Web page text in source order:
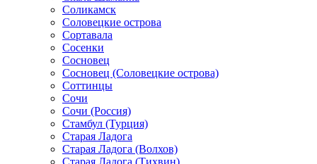
Соликамск
Соловецкие острова
Сортавала
Сосенки
Сосновец
Сосновец (Соловецкие острова)
Соттинцы
Сочи
Сочи (Россия)
Стамбул (Турция)
Старая Ладога
Старая Ладога (Волхов)
Старая Ладога (Тихвин)